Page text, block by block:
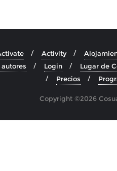
Activity
Login Lugar de
Precios
Copyright ©2026